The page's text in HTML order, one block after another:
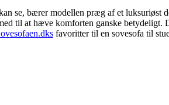
se, bærer modellen præg af et
til at hæve komforten ganske
favoritter til en sovesofa til